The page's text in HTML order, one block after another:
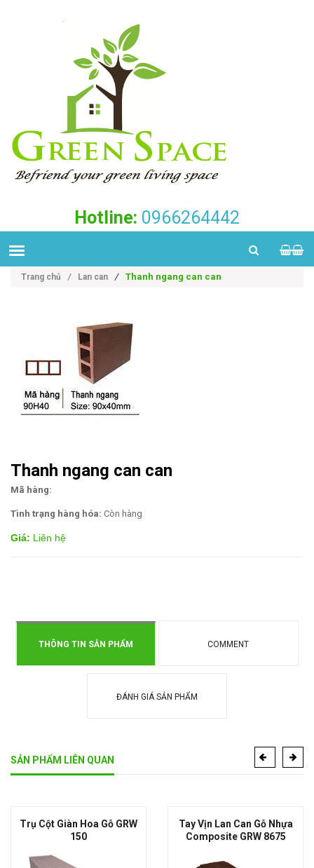
Hotline: 0966264442
Trang chủ / Lan can / Thanh ngang can can
Thanh ngang can can
Mã hàng:
Tình trạng hàng hóa: Còn hàng
Giá: Liên hệ
THÔNG TIN SẢN PHẨM COMMENT
ĐÁNH GIÁ SẢN PHẨM
SẢN PHẨM LIÊN QUAN
Trụ Cột Giàn Hoa Gỗ GRW
150
Tay Vịn Lan Can Gỗ Nhựa
Composite GRW 8675